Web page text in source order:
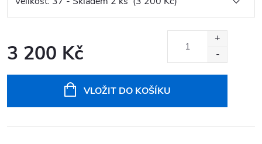
3 200 Kč
VLOŽIT DO KOŠÍKU